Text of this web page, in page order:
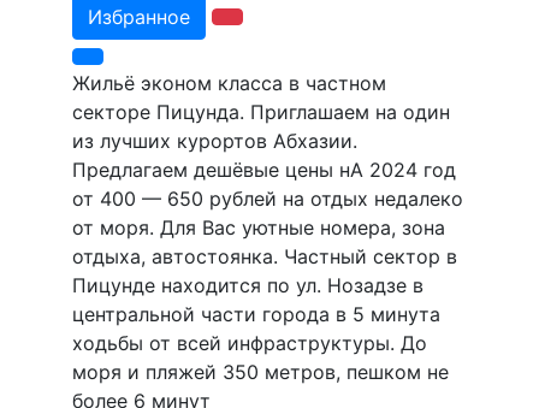
Избранное
Жильё эконом класса в частном
секторе Пицунда. Приглашаем на один
из лучших курортов Абхазии.
Предлагаем дешёвые цены нА 2024 год
от 400 — 650 рублей на отдых недалеко
от моря. Для Вас уютные номера, зона
отдыха, автостоянка. Частный сектор в
Пицунде находится по ул. Нозадзе в
центральной части города в 5 минута
ходьбы от всей инфраструктуры. До
моря и пляжей 350 метров, пешком не
более 6 минут